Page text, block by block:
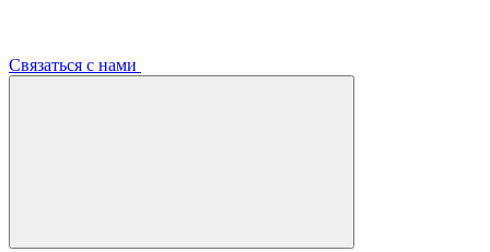
Связаться с нами